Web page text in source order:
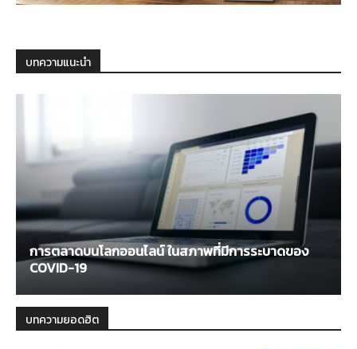
บทความแนะนำ
การตลาดบนโลกออนไลน์ ในสภาพที่มีการระบาดของ
COVID-19
บทความยอดฮิต